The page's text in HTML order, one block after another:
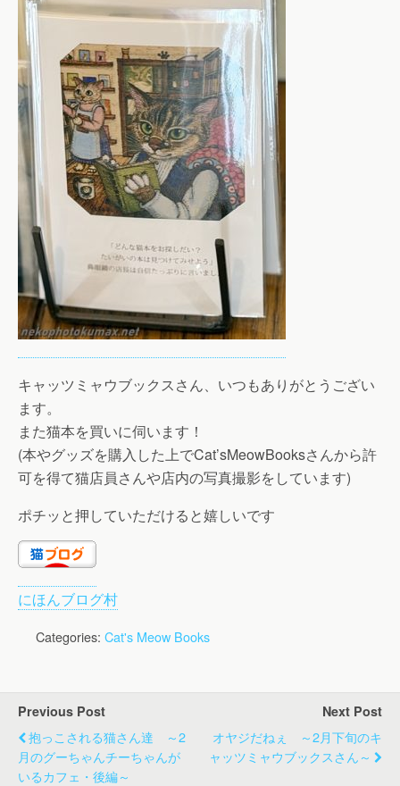
キャッツミャウブックスさん、いつもありがとうござい
ます。
また猫本を買いに伺います！
(本やグッズを購入した上でCat’sMeowBooksさんから許
可を得て猫店員さんや店内の写真撮影をしています)
ポチッと押していただけると嬉しいです
にほんブログ村
Categories: Cat's Meow Books
Previous Post
抱っこされる猫さん達 ～2
月のグーちゃんチーちゃんが
いるカフェ・後編～
Next Post
オヤジだねぇ ～2月下旬のキ
ャッツミャウブックスさん～